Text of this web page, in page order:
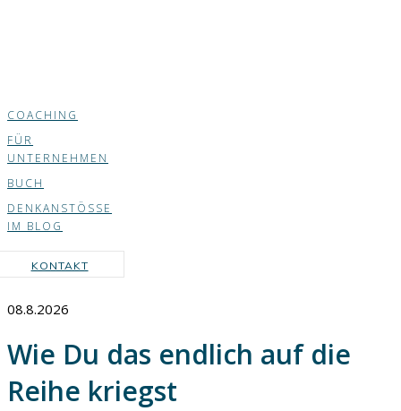
COACHING
FÜR
UNTERNEHMEN
BUCH
DENKANSTÖSSE
IM BLOG
KONTAKT
08.8.2026
Wie Du das endlich auf die
Reihe kriegst